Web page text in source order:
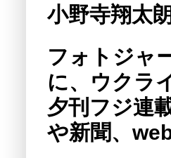
小野寺翔太
フォトジャ
に、ウクラ
夕刊フジ連
や新聞、